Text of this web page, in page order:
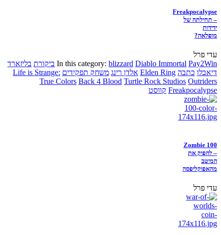
Freakpocalypse
– תחילתה של
ידידות
מופלאה?
עדי פרל
In this category: blizzard Diablo Immortal Pay2Win ביקורת בליזארד
דיאבלו כתבה Elden Ring אלדן רינג משחק תפקידים Life is Strange:
True Colors Back 4 Blood Turtle Rock Studios Outriders
Freakpocalypse קווסט
Zombie 100
– להפיק את
המיטב
מהאפוקליפסה
עדי פרל